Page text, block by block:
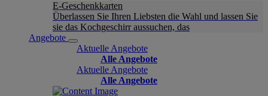
E-Geschenkkarten
Überlassen Sie Ihren Liebsten die Wahl und lassen Sie
sie das Kochgeschirr aussuchen, das
Angebote
Aktuelle Angebote
Alle Angebote
Aktuelle Angebote
Alle Angebote